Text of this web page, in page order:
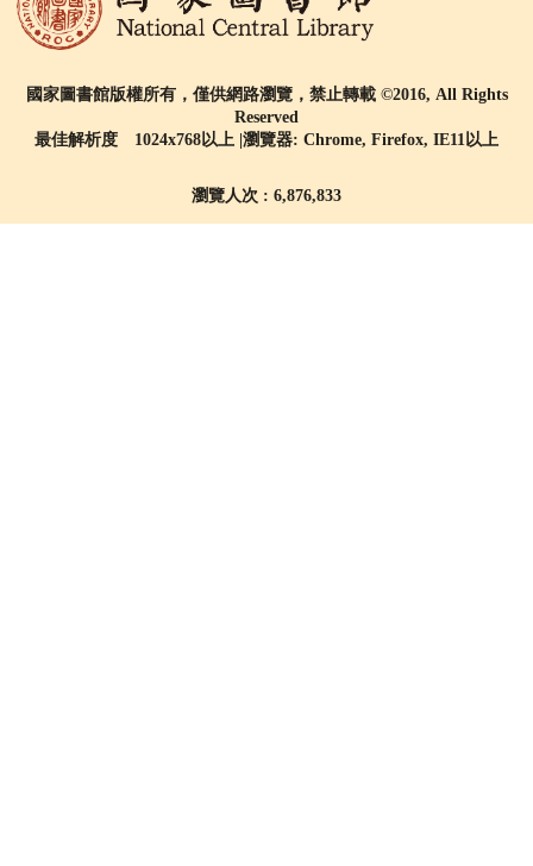
國家圖書館版權所有，僅供網路瀏覽，禁止轉載 ©2016, All Rights
Reserved
最佳解析度 1024x768以上 |瀏覽器: Chrome, Firefox, IE11以上
瀏覽人次 : 6,876,833